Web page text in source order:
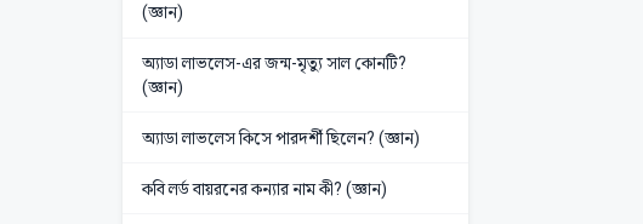
(জ্ঞান)
অ্যাডা লাভলেস-এর জন্ম-মৃত্যু সাল কোনটি?
(জ্ঞান)
অ্যাডা লাভলেস কিসে পারদর্শী ছিলেন? (জ্ঞান)
কবি লর্ড বায়রনের কন্যার নাম কী? (জ্ঞান)